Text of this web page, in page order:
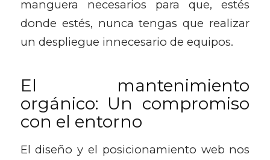
manguera necesarios para que, estés
donde estés, nunca tengas que realizar
un despliegue innecesario de equipos.
El mantenimiento
orgánico: Un compromiso
con el entorno
El diseño y el posicionamiento web nos